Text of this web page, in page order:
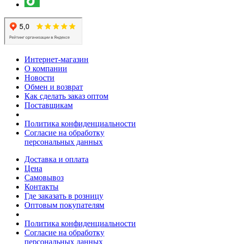
Интернет-магазин
О компании
Новости
Обмен и возврат
Как сделать заказ оптом
Поставщикам
Политика конфиденциальности
Согласие на обработку
персональных данных
Доставка и оплата
Цена
Самовывоз
Контакты
Где заказать в розницу
Оптовым покупателям
Политика конфиденциальности
Согласие на обработку
персональных данных